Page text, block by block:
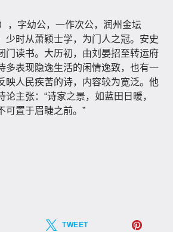
，字幼公，一作次公，润州金坛
少时从萧颖士学，为门人之冠。安史
门读书。大历初，由刘晏招至转运府
多表现隐逸生活的闲情逸致，也有一
映人民疾苦的诗，内容较为宽泛。他
论主张：“诗家之景，如蓝田日暖，
可置于眉睫之前。”
TWEET